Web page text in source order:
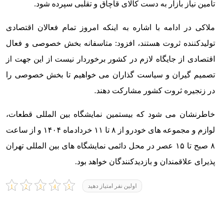
تامین نیاز بازار به دست کالای قاچاق و تقلبی سپرده شود.
ملاکی در ادامه با اشاره به اینکه امروز تمام فعالان اقتصادی
تولیدکننده ثروت هستند، افزود: متاسفانه بخش خصوصی و فعال
اقتصادی از جایگاه لازم در کشور برخوردار نیست از این جهت از
تصمیم گیران و سیاست گذاران می خواهیم تا بخش خصوصی را
در زنجیره ثروت کشور مشارکت دهند.
خاطرنشان می شود که بیستمین نمایشگاه بین المللی قطعات،
لوازم و مجموعه های خودرو از ۸ تا ۱۱ خردادماه ۱۴۰۴ و از ساعت
۸ صبح تا ۱۵ عصر در محل دائمی نمایشگاه های بین المللی تهران
پذیرای علاقمندان و بازدیدکنندگان خواهد بود.
اولین نفر امتیاز دهید